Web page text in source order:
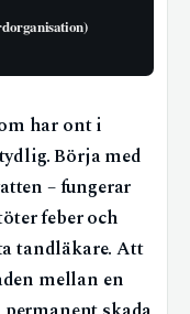
har ont i
Börja med
– fungerar
feber och
tandläkare. Att
mellan en